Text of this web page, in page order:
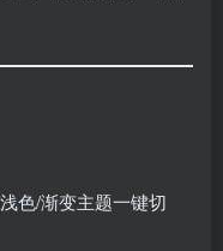
色/渐变主题一键切